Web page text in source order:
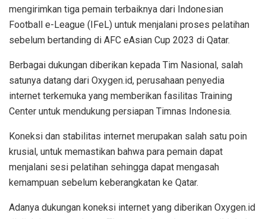
mengirimkan tiga pemain terbaiknya dari Indonesian
Football e-League (IFeL) untuk menjalani proses pelatihan
sebelum bertanding di AFC eAsian Cup 2023 di Qatar.
Berbagai dukungan diberikan kepada Tim Nasional, salah
satunya datang dari Oxygen.id, perusahaan penyedia
internet terkemuka yang memberikan fasilitas Training
Center untuk mendukung persiapan Timnas Indonesia.
Koneksi dan stabilitas internet merupakan salah satu poin
krusial, untuk memastikan bahwa para pemain dapat
menjalani sesi pelatihan sehingga dapat mengasah
kemampuan sebelum keberangkatan ke Qatar.
Adanya dukungan koneksi internet yang diberikan Oxygen.id